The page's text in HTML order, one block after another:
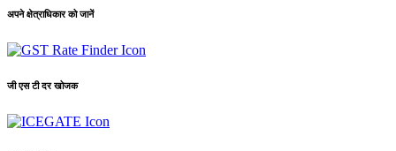
अपने क्षेत्राधिकार को जानें
जी एस टी दर खोजक